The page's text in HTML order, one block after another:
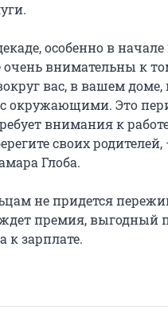
особенно в начале
очень внимательны к
вас, в вашем доме,
окружающими. Это
внимания к
своих родителей,
Глоба.
не придется
ждет премия, выгодный
к зарплате.